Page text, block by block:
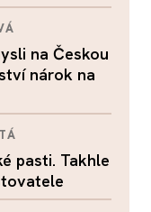
na Českou
nárok na
pasti. Takhle